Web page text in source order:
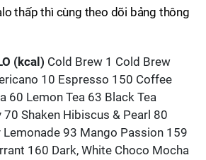
thấp thì cùng theo dõi bảng thông
(kcal) Cold Brew 1 Cold Brew
10 Espresso 150 Coffee
60 Lemon Tea 63 Black Tea
Shaken Hibiscus & Pearl 80
93 Mango Passion 159
160 Dark, White Choco Mocha